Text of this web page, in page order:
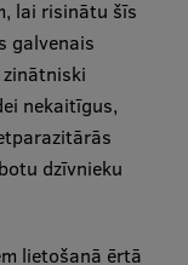
lai risinātu šīs
galvenais
nekaitīgus,
dzīvnieku
lietošanā ērtā